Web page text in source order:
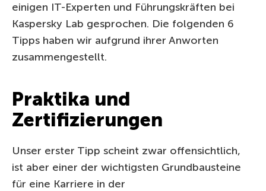
einigen IT-Experten und Führungskräften bei
Kaspersky Lab gesprochen. Die folgenden 6
Tipps haben wir aufgrund ihrer Anworten
zusammengestellt.
Praktika und
Zertifizierungen
Unser erster Tipp scheint zwar offensichtlich,
ist aber einer der wichtigsten Grundbausteine
für eine Karriere in der